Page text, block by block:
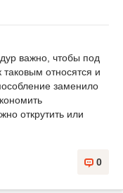
важно, чтобы под
относятся и
заменило
открутить или
0